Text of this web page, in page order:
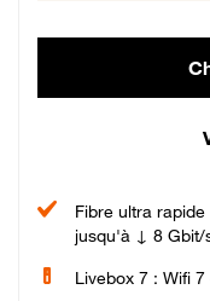
Fibre ultra rapide
jusqu'à ↓ 8
Livebox 7 : Wifi